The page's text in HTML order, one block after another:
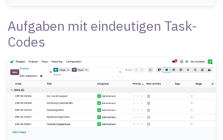
Aufgaben mit eindeutigen Task-
Codes